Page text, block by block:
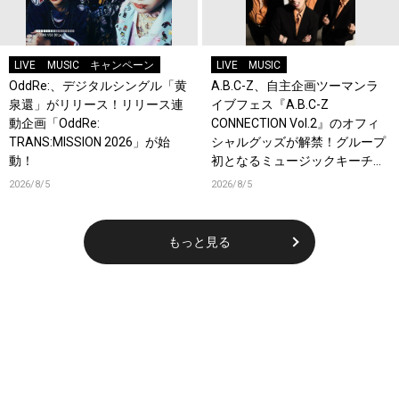
LIVE MUSIC キャンペーン
OddRe:、デジタルシングル「黄
泉還」がリリース！リリース連
動企画「OddRe:
TRANS:MISSION 2026」が始
動！
2026/8/5
LIVE MUSIC
A.B.C-Z、自主企画ツーマンラ
イブフェス『A.B.C-Z
CONNECTION Vol.2』のオフィ
シャルグッズが解禁！グループ
初となるミュージックキーチェ
ーンが登場！
2026/8/5
もっと見る